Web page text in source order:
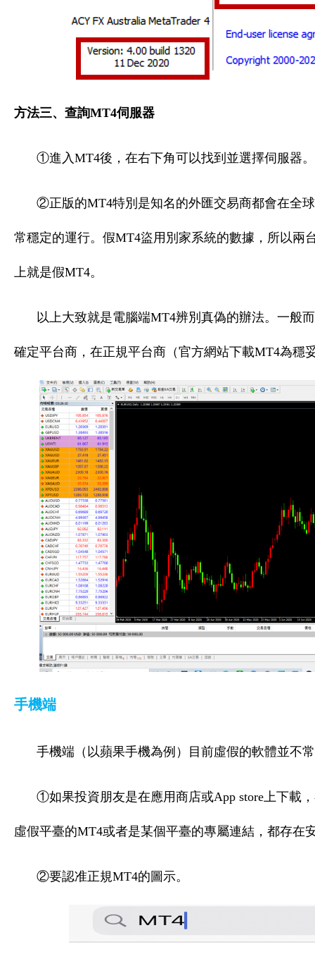
方法三、查詢MT4伺服器
①進入MT4後，在右下角可以找到並選擇伺服器。
②正版的MT4特別是知名的外匯交易商都會在全
常穩定的運行。假MT4盜用別家系統的數據，所以兩
上就是假MT4。
以上大致就是電腦端MT4辨別真偽的辦法。一般
確定平台商，在正規平台商（官方網站下載MT4為穩
手機端
手機端（以蘋果手機為例）目前虛假的軟體並不
①如果投資朋友是在應用商店或App store上下載
虛假平臺的MT4或者是某個平臺的專屬連結，都存在
②要認准正規MT4的圖示。